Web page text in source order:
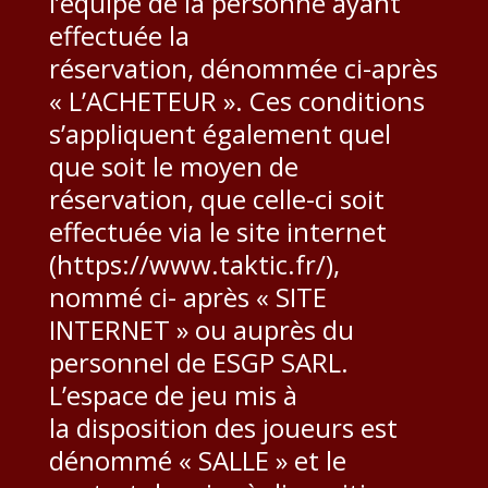
effectuée la
réservation, dénommée ci-après
« L’ACHETEUR ». Ces conditions
s’appliquent également quel
que soit le moyen de
réservation, que celle-ci soit
effectuée via le site internet
(https://www.taktic.fr/),
nommé ci- après « SITE
INTERNET » ou auprès du
personnel de ESGP SARL.
L’espace de jeu mis à
la disposition des joueurs est
dénommé « SALLE » et le